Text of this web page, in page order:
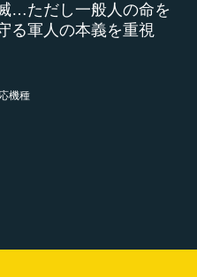
…ただし一般人の命を
る軍人の本義を重視
機種